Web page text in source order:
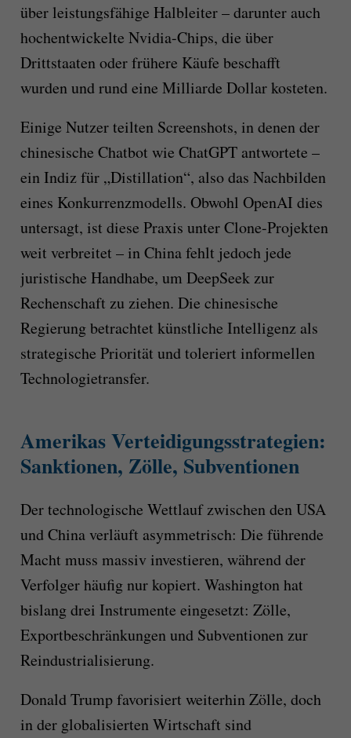
über leistungsfähige Halbleiter – darunter auch
hochentwickelte Nvidia-Chips, die über
Drittstaaten oder frühere Käufe beschafft
wurden und rund eine Milliarde Dollar kosteten.
Einige Nutzer teilten Screenshots, in denen der
chinesische Chatbot wie ChatGPT antwortete –
ein Indiz für „Distillation“, also das Nachbilden
eines Konkurrenzmodells. Obwohl OpenAI dies
untersagt, ist diese Praxis unter Clone-Projekten
weit verbreitet – in China fehlt jedoch jede
juristische Handhabe, um DeepSeek zur
Rechenschaft zu ziehen. Die chinesische
Regierung betrachtet künstliche Intelligenz als
strategische Priorität und toleriert informellen
Technologietransfer.
Amerikas Verteidigungsstrategien:
Sanktionen, Zölle, Subventionen
Der technologische Wettlauf zwischen den USA
und China verläuft asymmetrisch: Die führende
Macht muss massiv investieren, während der
Verfolger häufig nur kopiert. Washington hat
bislang drei Instrumente eingesetzt: Zölle,
Exportbeschränkungen und Subventionen zur
Reindustrialisierung.
Donald Trump favorisiert weiterhin Zölle, doch
in der globalisierten Wirtschaft sind